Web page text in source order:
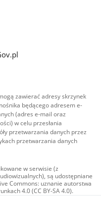
zawierać adresy skrzynek
będącego adresem e-
(adres e-mail oraz
w celu przesłania
przetwarzania danych przez
przetwarzania danych
w serwisie (z
są udostępniane
Commons: uznanie autorstwa
4.0 (CC BY-SA 4.0).